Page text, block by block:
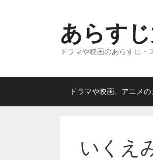
ス
ッ
あらす
ドラマや映画のあらすじ・
ドラマや映画、アニメ
いくえ